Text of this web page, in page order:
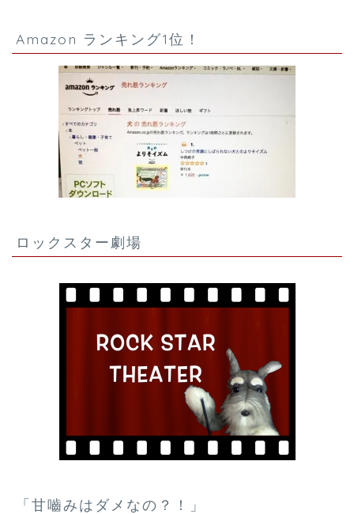
Amazon ランキング1位！
ロックスター劇場
「甘嚙みはダメなの？！」